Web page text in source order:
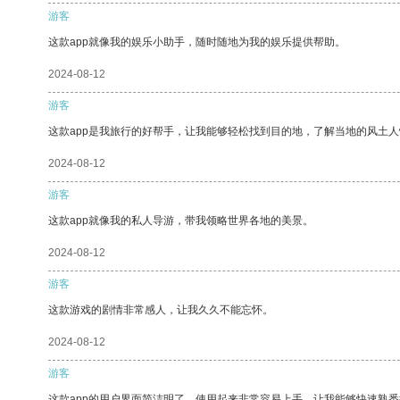
游客
这款app就像我的娱乐小助手，随时随地为我的娱乐提供帮助。
2024-08-12
游客
这款app是我旅行的好帮手，让我能够轻松找到目的地，了解当地的风土人
2024-08-12
游客
这款app就像我的私人导游，带我领略世界各地的美景。
2024-08-12
游客
这款游戏的剧情非常感人，让我久久不能忘怀。
2024-08-12
游客